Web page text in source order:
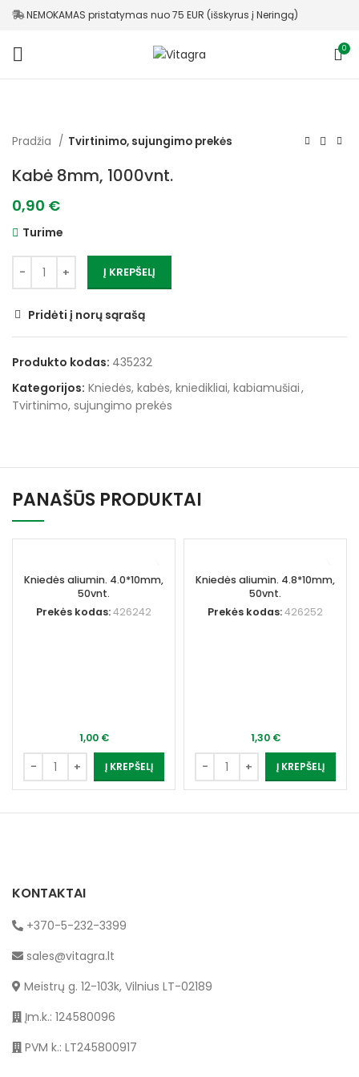
NEMOKAMAS pristatymas nuo 75 EUR (išskyrus į Neringą)
0
Pradžia Tvirtinimo, sujungimo prekės
Kabė 8mm, 1000vnt.
0,90 €
Turime
Į KREPŠELĮ
Pridėti į norų sąrašą
Produkto kodas: 435232
Kategorijos: Kniedės, kabės, kniedikliai, kabiamušiai,
Tvirtinimo, sujungimo prekės
PANAŠŪS PRODUKTAI
Kniedės aliumin. 4.0*10mm,
50vnt.
Prekės kodas:426242
1,00 €
Į KREPŠELĮ
Kniedės aliumin. 4.8*10mm,
50vnt.
Prekės kodas:426252
1,30 €
Į KREPŠELĮ
KONTAKTAI
+370-5-232-3399
sales@vitagra.lt
Meistrų g. 12-103k, Vilnius LT-02189
Įm.k.: 124580096
PVM k.: LT245800917